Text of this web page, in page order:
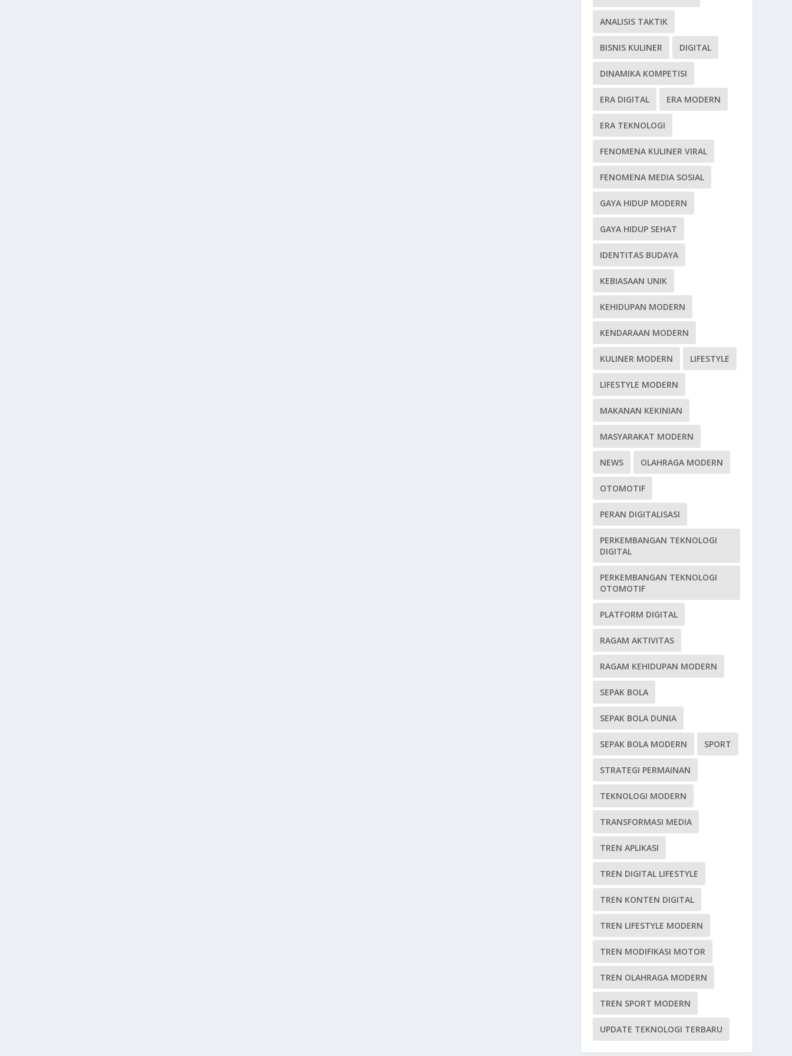
ANALISIS TAKTIK
BISNIS KULINER DIGITAL
DINAMIKA KOMPETISI
ERA DIGITAL ERA MODERN
ERA TEKNOLOGI
FENOMENA KULINER VIRAL
FENOMENA MEDIA SOSIAL
GAYA HIDUP MODERN
GAYA HIDUP SEHAT
IDENTITAS BUDAYA
KEBIASAAN UNIK
KEHIDUPAN MODERN
KENDARAAN MODERN
KULINER MODERN LIFESTYLE
LIFESTYLE MODERN
MAKANAN KEKINIAN
MASYARAKAT MODERN
NEWS OLAHRAGA MODERN
OTOMOTIF
PERAN DIGITALISASI
PERKEMBANGAN TEKNOLOGI
DIGITAL
PERKEMBANGAN TEKNOLOGI
OTOMOTIF
PLATFORM DIGITAL
RAGAM AKTIVITAS
RAGAM KEHIDUPAN MODERN
SEPAK BOLA
SEPAK BOLA DUNIA
SEPAK BOLA MODERN SPORT
STRATEGI PERMAINAN
TEKNOLOGI MODERN
TRANSFORMASI MEDIA
TREN APLIKASI
TREN DIGITAL LIFESTYLE
TREN KONTEN DIGITAL
TREN LIFESTYLE MODERN
TREN MODIFIKASI MOTOR
TREN OLAHRAGA MODERN
TREN SPORT MODERN
UPDATE TEKNOLOGI TERBARU